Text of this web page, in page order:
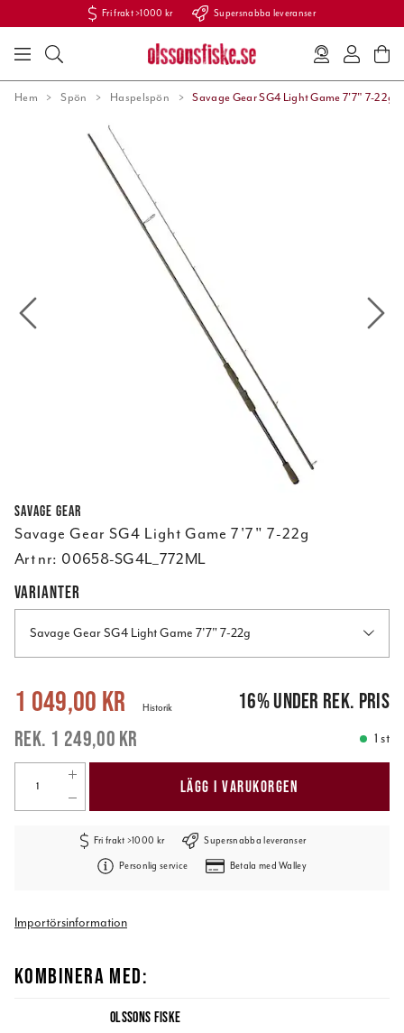
Fri frakt >1000 kr Supersnabba leveranser
Hem Spön Haspelspön Savage Gear SG4 Light Game 7'7" 7-22g
Savage Gear
Savage Gear SG4 Light Game 7'7" 7-22g
Art nr: 00658-SG4L_772ML
VARIANTER
Savage Gear SG4 Light Game 7'7" 7-22g
Nuvarande pris: 1 049,00 kr 1 249,00 kr
1 049,00 kr
1 249,00 kr
Historik 16%under rek. pris
1 st
LÄGG I VARUKORGEN
Fri frakt >1000 kr Supersnabba leveranser
Personlig service Betala med Walley
Importörsinformation
KOMBINERA MED:
OLSSONS FISKE